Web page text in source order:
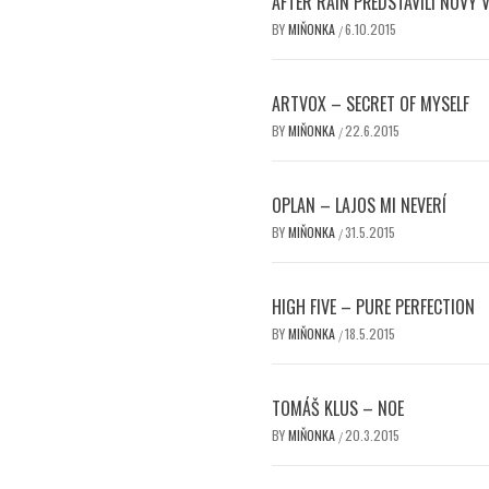
BYMIŇONKA /6.10.2015
ARTVOX – SECRET OF MYSELF
BYMIŇONKA /22.6.2015
OPLAN – LAJOS MI NEVERÍ
BYMIŇONKA /31.5.2015
HIGH FIVE – PURE PERFECTION
BYMIŇONKA /18.5.2015
TOMÁŠ KLUS – NOE
BYMIŇONKA /20.3.2015